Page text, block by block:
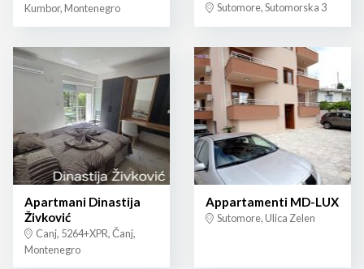
Kumbor, Montenegro
Sutomore, Sutomorska 3
Apartmani Dinastija
Živković
Canj, 5264+XPR, Čanj,
Montenegro
Appartamenti MD-LUX
Sutomore, Ulica Zelen